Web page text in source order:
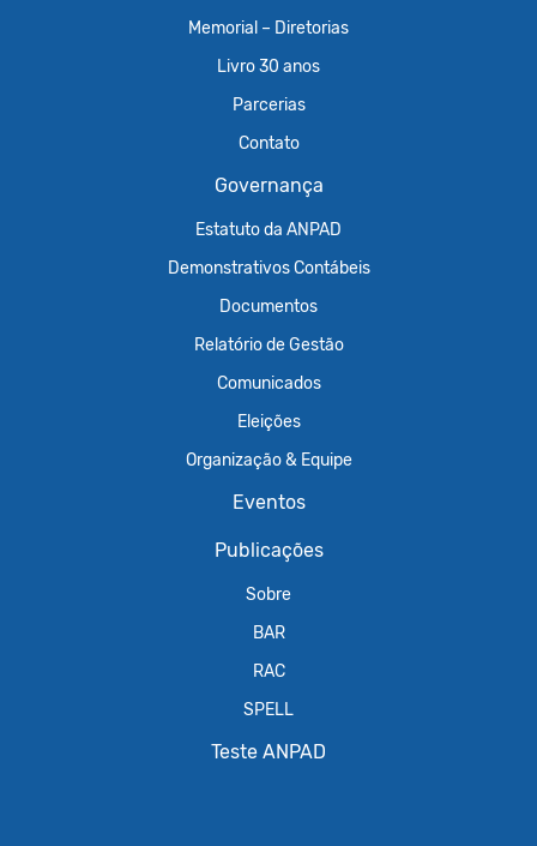
Memorial – Diretorias
Livro 30 anos
Parcerias
Contato
Governança
Estatuto da ANPAD
Demonstrativos Contábeis
Documentos
Relatório de Gestão
Comunicados
Eleições
Organização & Equipe
Eventos
Publicações
Sobre
BAR
RAC
SPELL
Teste ANPAD